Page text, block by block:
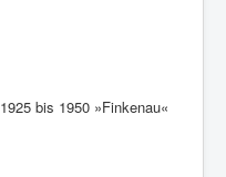
bis 1950 »Finkenau«